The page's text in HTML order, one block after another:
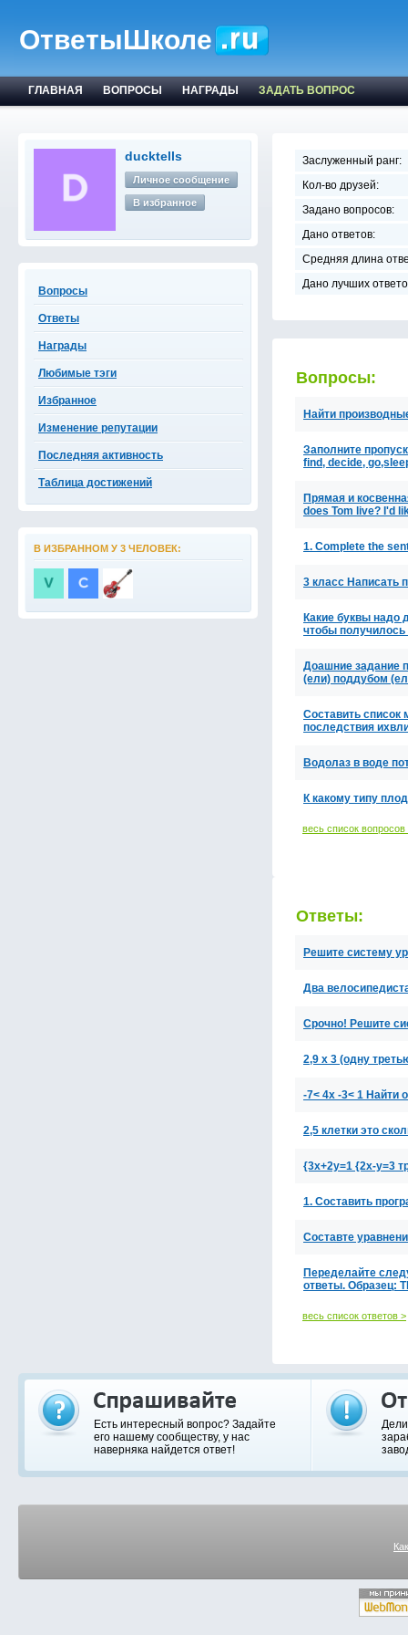
ОтветыШколе
ГЛАВНАЯ ВОПРОСЫ НАГРАДЫ ЗАДАТЬ ВОПРОС
ducktells
Личное сообщение
В избранное
Вопросы
Ответы
Награды
Любимые тэги
Избранное
Изменение репутации
Последняя активность
Таблица достижений
В ИЗБРАННОМ У 3 ЧЕЛОВЕК:
Заслуженный ранг:
Кол-во друзей:
Задано вопросов:
Дано ответов:
Средняя длина
Дано лучших
Вопросы:
Найти
Заполните
find, decide,
Прямая и
does Tom live? I'd
1. Complete the
3 класс Написать
Какие буквы надо
чтобы получилось
Доашние задание
(ели) поддубом
Составить список
последствия
Водолаз в воде
К какому типу
весь список вопросов
Ответы:
Решите систему
Два
Срочно! Решите
2,9 х 3 (одну
-7< 4x -3< 1 Найти
2,5 клетки это
{3x+2y=1 {2x-y=3
1. Составить
Составте
Переделайте
ответы. Образец:
весь список ответов >
Есть интересный вопрос? Задайте
его нашему сообществу, у нас
наверняка найдется ответ!